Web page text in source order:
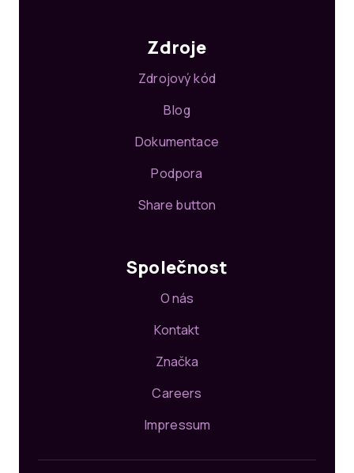
Zdroje
Zdrojový kód
Blog
Dokumentace
Podpora
Share button
Společnost
O nás
Kontakt
Značka
Careers
Impressum